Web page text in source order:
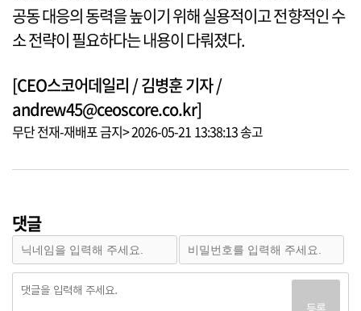
공동 대응의 동력을 높이기 위해 실용적이고 전향적인 수
소 전략이 필요하다는 내용이 다뤄졌다.
[CEO스코어데일리 / 김병훈 기자 /
andrew45@ceoscore.co.kr]
무단 전재-재배포 금지> 2026-05-21 13:38:13 송고
댓글